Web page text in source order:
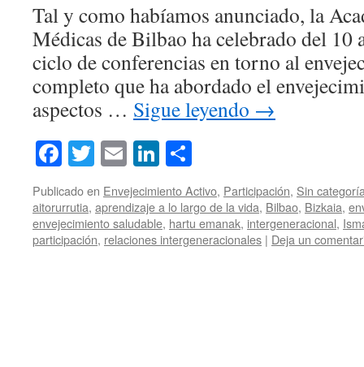
Tal y como habíamos anunciado, la
Médicas de Bilbao ha celebrado del 10
ciclo de conferencias en torno al
completo que ha abordado el
aspectos … Sigue leyendo →
Facebook
Twitter
EmailLinkedIn
Publicado en Envejecimiento Activo, Participación, Sin
aitorurrutia, aprendizaje a lo largo de la vida, Bilbao, Bizkaia,
envejecimiento saludable, hartu emanak, intergeneracional,
participación, relaciones intergeneracionales | Deja un